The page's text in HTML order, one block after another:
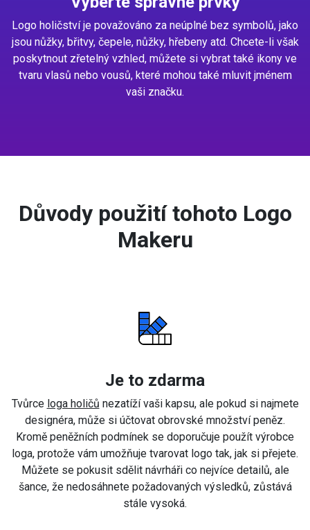
Logo holičství je považováno za neúplné bez symbolů, jako
jsou nůžky, břitvy, čepele, nůžky, hřebeny atd. Chcete-li však
poskytnout zřetelný vzhled, můžete si vybrat také ikony ve
tvaru vlasů nebo vousů, které mohou také mluvit jménem
vaši značku.
Důvody použití tohoto Logo
Makeru
Je to zdarma
Tvůrce loga holičů nezatíží vaši kapsu, ale pokud si najmete
designéra, může si účtovat obrovské množství peněz.
Kromě peněžních podmínek se doporučuje použít výrobce
loga, protože vám umožňuje tvarovat logo tak, jak si přejete.
Můžete se pokusit sdělit návrháři co nejvíce detailů, ale
šance, že nedosáhnete požadovaných výsledků, zůstává
stále vysoká.